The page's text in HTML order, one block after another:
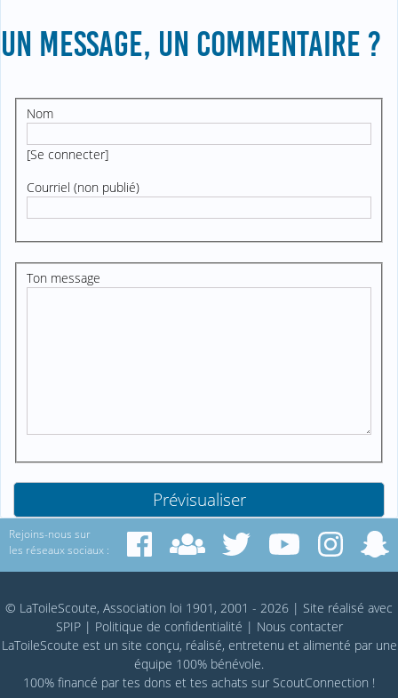
UN MESSAGE, UN COMMENTAIRE ?
Nom
[Se connecter]
Courriel (non publié)
Ton message
Rejoins-nous sur
les réseaux sociaux :
© LaToileScoute, Association loi 1901, 2001 - 2026 | Site réalisé avec
SPIP| Politique de confidentialité | Nous contacter
LaToileScoute est un site conçu, réalisé, entretenu et alimenté par une
équipe 100% bénévole.
100% financé par tes dons et tes achats sur ScoutConnection !